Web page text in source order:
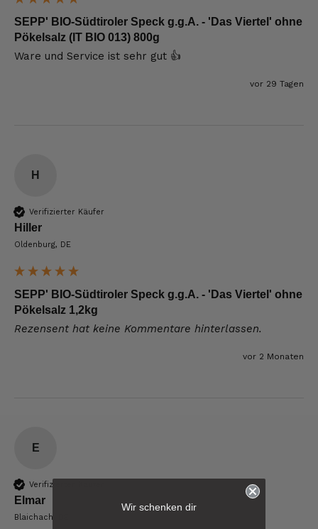
SEPP' BIO-Südtiroler Speck g.g.A. - 'Das Viertel' ohne
Pökelsalz (IT BIO 013) 800g
Ware und Service ist sehr gut 👍
vor 29 Tagen
H
Verifizierter Käufer
Hiller
Oldenburg, DE
SEPP' BIO-Südtiroler Speck g.g.A. - 'Das Viertel' ohne
Pökelsalz 1,2kg
Rezensent hat keine Kommentare hinterlassen.
vor 2 Monaten
E
Verifizierter Käufer
Elmar
Blaichach, DE
Wir schenken dir